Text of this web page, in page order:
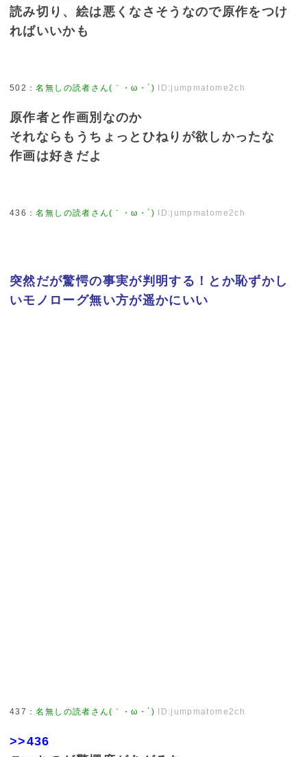
読み切り、絵は悪くなさそうなので原作をつけ
ればいいかも
502 ：名無しの読者さん(｀・ω・´) ID:jumpmatome2ch
原作者と作画別なのか
それならもうちょっとひねりが欲しかったな
作画は好きだよ
436 ：名無しの読者さん(｀・ω・´) ID:jumpmatome2ch
突然だが驚愕の事実が判明する！とか恥ずかし
いモノローグ無い方が遥かにいい
437 ：名無しの読者さん(｀・ω・´) ID:jumpmatome2ch
>>436